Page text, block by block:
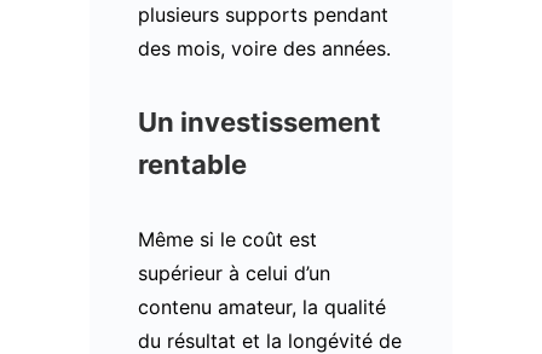
plusieurs supports pendant
des mois, voire des années.
Un investissement
rentable
Même si le coût est
supérieur à celui d’un
contenu amateur, la qualité
du résultat et la longévité de